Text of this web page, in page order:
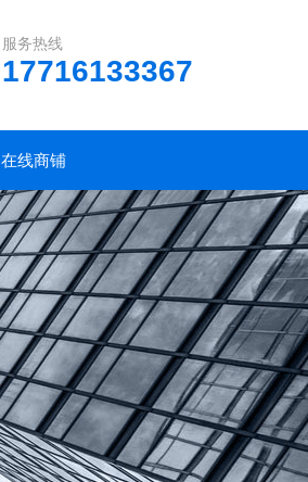
服务热线
17716133367
在线商铺